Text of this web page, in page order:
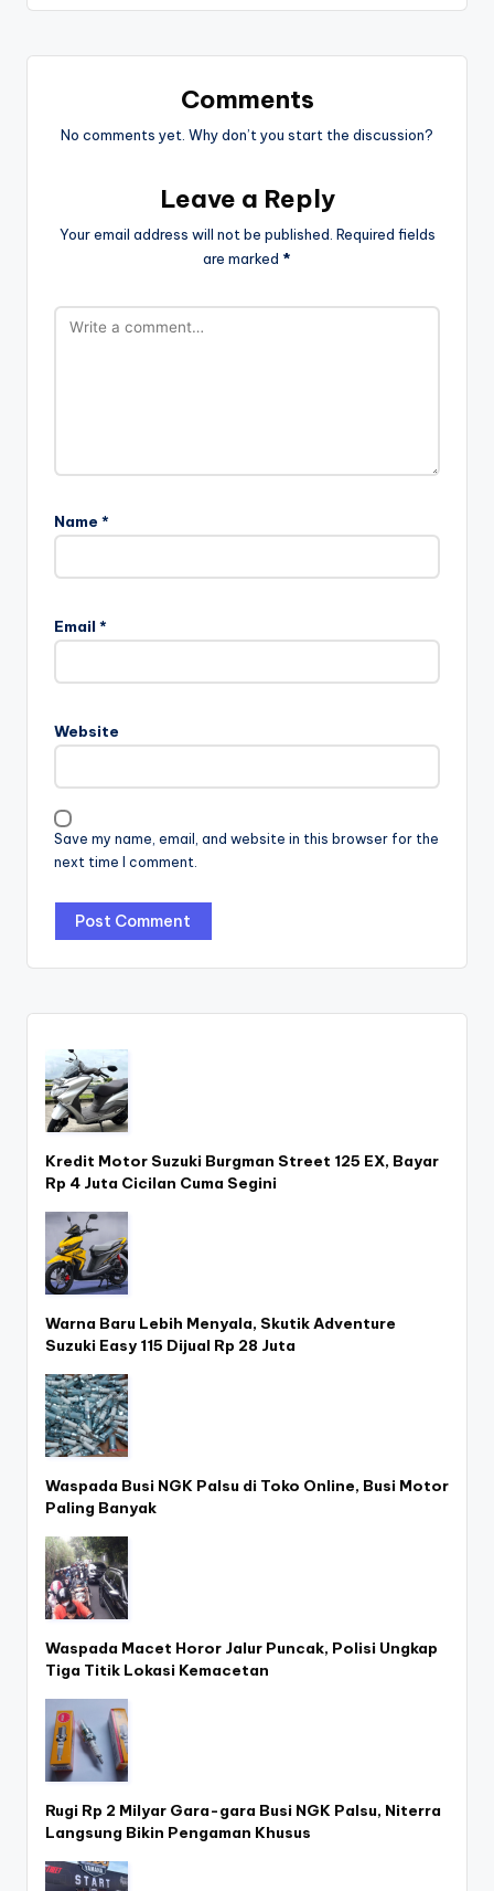
Comments
No comments yet. Why don’t you start the discussion?
Leave a Reply
Your email address will not be published. Required fields
are marked *
Name *
Email *
Website
Save my name, email, and website in this browser for the
next time I comment.
Kredit Motor Suzuki Burgman Street 125 EX, Bayar
Rp 4 Juta Cicilan Cuma Segini
Warna Baru Lebih Menyala, Skutik Adventure
Suzuki Easy 115 Dijual Rp 28 Juta
Waspada Busi NGK Palsu di Toko Online, Busi Motor
Paling Banyak
Waspada Macet Horor Jalur Puncak, Polisi Ungkap
Tiga Titik Lokasi Kemacetan
Rugi Rp 2 Milyar Gara-gara Busi NGK Palsu, Niterra
Langsung Bikin Pengaman Khusus